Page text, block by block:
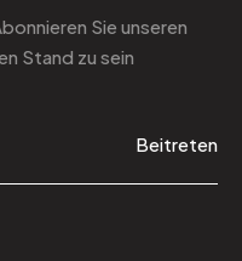
Sie unseren
Stand zu sein
Beitreten